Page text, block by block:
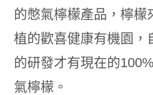
的憋氣檸檬產品，檸檬
植的歡喜健康有機園，
的研發才有現在的
氣檸檬。